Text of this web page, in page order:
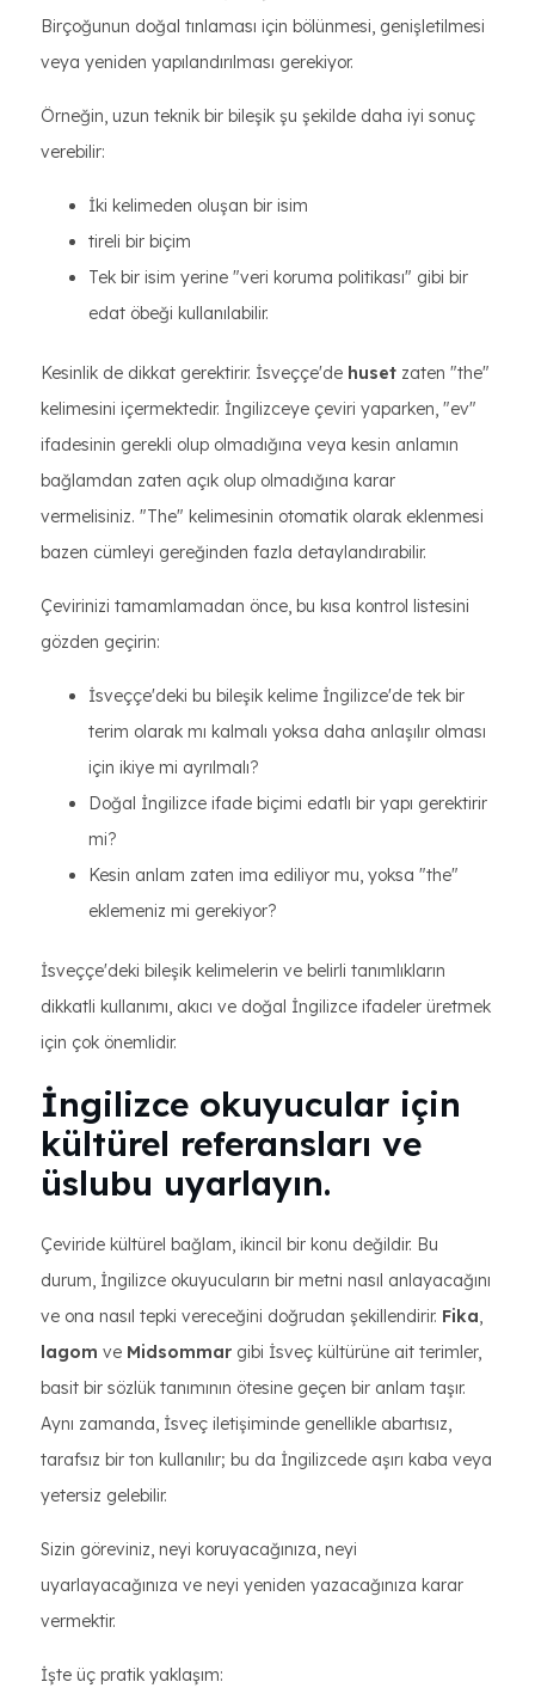
Birçoğunun doğal tınlaması için bölünmesi, genişletilmesi
veya yeniden yapılandırılması gerekiyor.
Örneğin, uzun teknik bir bileşik şu şekilde daha iyi sonuç
verebilir:
İki kelimeden oluşan bir isim
tireli bir biçim
Tek bir isim yerine "veri koruma politikası" gibi bir
edat öbeği kullanılabilir.
Kesinlik de dikkat gerektirir. İsveççe'de huset zaten "the"
kelimesini içermektedir. İngilizceye çeviri yaparken, "ev"
ifadesinin gerekli olup olmadığına veya kesin anlamın
bağlamdan zaten açık olup olmadığına karar
vermelisiniz. "The" kelimesinin otomatik olarak eklenmesi
bazen cümleyi gereğinden fazla detaylandırabilir.
Çevirinizi tamamlamadan önce, bu kısa kontrol listesini
gözden geçirin:
İsveççe'deki bu bileşik kelime İngilizce'de tek bir
terim olarak mı kalmalı yoksa daha anlaşılır olması
için ikiye mi ayrılmalı?
Doğal İngilizce ifade biçimi edatlı bir yapı gerektirir
mi?
Kesin anlam zaten ima ediliyor mu, yoksa "the"
eklemeniz mi gerekiyor?
İsveççe'deki bileşik kelimelerin ve belirli tanımlıkların
dikkatli kullanımı, akıcı ve doğal İngilizce ifadeler üretmek
için çok önemlidir.
İngilizce okuyucular için
kültürel referansları ve
üslubu uyarlayın.
Çeviride kültürel bağlam, ikincil bir konu değildir. Bu
durum, İngilizce okuyucuların bir metni nasıl anlayacağını
ve ona nasıl tepki vereceğini doğrudan şekillendirir. Fika,
lagom ve Midsommar gibi İsveç kültürüne ait terimler,
basit bir sözlük tanımının ötesine geçen bir anlam taşır.
Aynı zamanda, İsveç iletişiminde genellikle abartısız,
tarafsız bir ton kullanılır; bu da İngilizcede aşırı kaba veya
yetersiz gelebilir.
Sizin göreviniz, neyi koruyacağınıza, neyi
uyarlayacağınıza ve neyi yeniden yazacağınıza karar
vermektir.
İşte üç pratik yaklaşım: